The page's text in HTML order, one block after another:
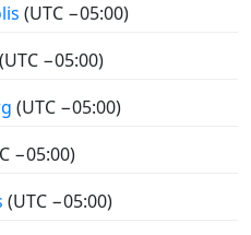
(UTC −05:00)
(UTC −05:00)
(UTC −05:00)
−05:00)
(UTC −05:00)